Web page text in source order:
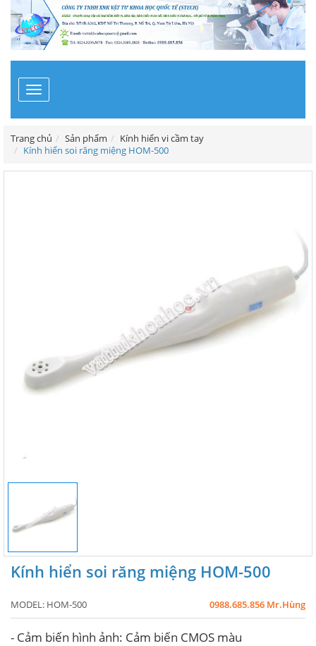
Toggle
navigation
Trang chủ Sản phẩm
Kính hiển vi cầm tay
Kính hiển soi răng miệng HOM-500
Kính hiển soi răng miệng HOM-500
MODEL: HOM-500 0988.685.856 Mr.Hùng
- Cảm biến hình ảnh: Cảm biến CMOS màu